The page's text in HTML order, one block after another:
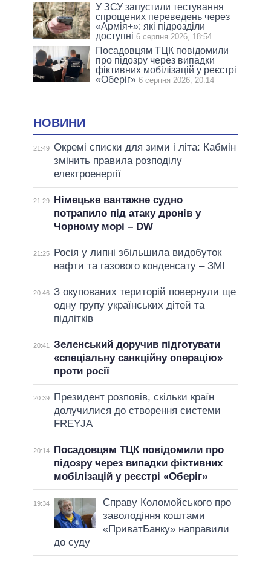
У ЗСУ запустили тестування
спрощених переведень через
«Армія+»: які підрозділи
доступні 6 серпня 2026, 18:54
Посадовцям ТЦК повідомили
про підозру через випадки
фіктивних мобілізацій у реєстрі
«Оберіг» 6 серпня 2026, 20:14
НОВИНИ
21:49 Окремі списки для зими і літа: Кабмін
змінить правила розподілу
електроенергії
21:29
Німецьке вантажне судно
потрапило під атаку дронів у
Чорному морі – DW
21:25
Росія у липні збільшила видобуток
нафти та газового конденсату – ЗМІ
20:46 З окупованих територій повернули ще
одну групу українських дітей та
підлітків
20:41
Зеленський доручив підготувати
«спеціальну санкційну операцію»
проти росії
20:39
Президент розповів, скільки країн
долучилися до створення системи
FREYJA
20:14
Посадовцям ТЦК повідомили про
підозру через випадки фіктивних
мобілізацій у реєстрі «Оберіг»
19:34
Справу Коломойського про
заволодіння коштами
«ПриватБанку» направили
до суду